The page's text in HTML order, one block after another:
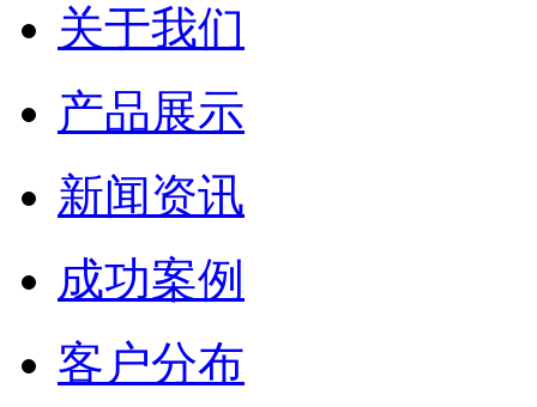
关于我们
产品展示
新闻资讯
成功案例
客户分布